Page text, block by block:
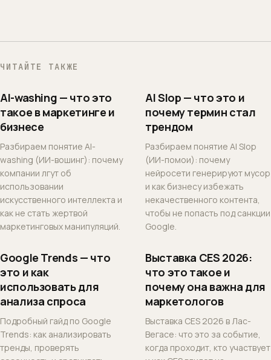
ЧИТАЙТЕ ТАКЖЕ
AI-washing — что это
такое в маркетинге и
бизнесе
Разбираем понятие AI-
washing (ИИ-вошинг): почему
компании лгут об
использовании
искусственного интеллекта и
как не стать жертвой
маркетинговых манипуляций.
AI Slop — что это и
почему термин стал
трендом
Разбираем понятие AI Slop
(ИИ-помои): почему
нейросети генерируют мусор
и как бизнесу избежать
некачественного контента,
чтобы не попасть под санкции
Google.
Google Trends — что
это и как
использовать для
анализа спроса
Подробный гайд по Google
Trends: как анализировать
тренды, проверять
Выставка CES 2026:
что это такое и
почему она важна для
маркетологов
Выставка CES 2026 в Лас-
Вегасе: что это за событие,
когда проходит, кто участвует